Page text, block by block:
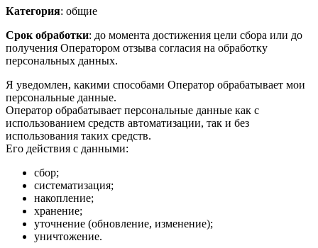
Категория: общие
Срок обработки: до момента достижения цели сбора или до
получения Оператором отзыва согласия на обработку
персональных данных.
Я уведомлен, какими способами Оператор обрабатывает мои
персональные данные.
Оператор обрабатывает персональные данные как с
использованием средств автоматизации, так и без
использования таких средств.
Его действия с данными:
сбор;
систематизация;
накопление;
хранение;
уточнение (обновление, изменение);
уничтожение.